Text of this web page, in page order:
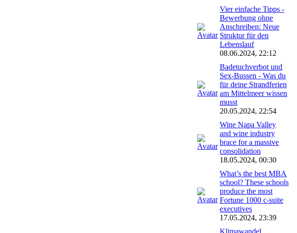
Vier einfache Tipps -
Bewerbung ohne
Anschreiben: Neue
Struktur für den
Lebenslauf
08.06.2024, 22:12
Badetuchverbot und
Sex-Bussen - Was du
für deine Strandferien
am Mittelmeer wissen
musst
20.05.2024, 22:54
Wine Napa Valley
and wine industry
brace for a massive
consolidation
18.05.2024, 00:30
What’s the best MBA
school? These schools
produce the most
Fortune 1000 c-suite
executives
17.05.2024, 23:39
Klimawandel